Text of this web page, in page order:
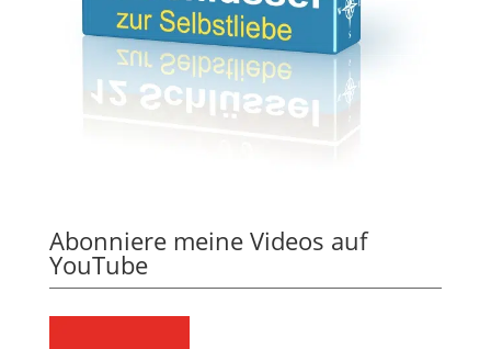
Abonniere meine Videos auf
YouTube